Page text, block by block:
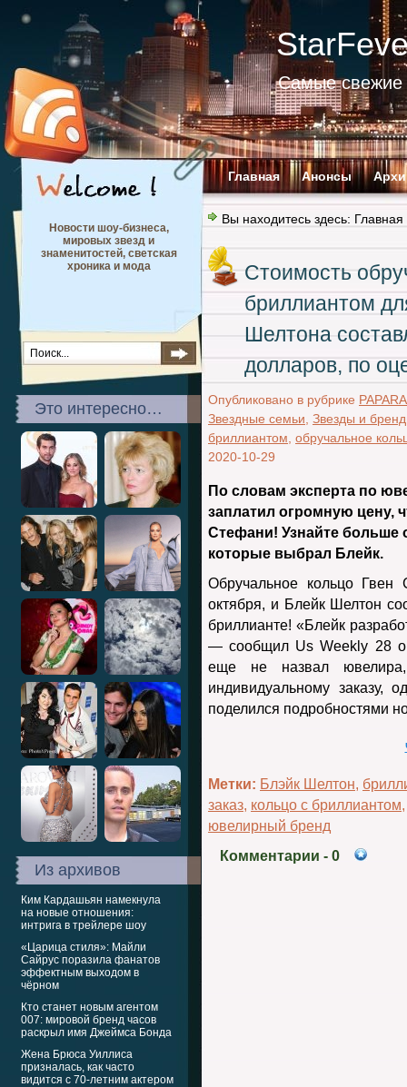
Самые свежие
Главная Анонсы
Новости шоу-бизнеса,
мировых звезд и
знаменитостей, светская
хроника и мода
Это интересно…
Из архивов
Ким Кардашьян намекнула
на новые отношения:
интрига в трейлере шоу
«Царица стиля»: Майли
Сайрус поразила фанатов
эффектным выходом в
чёрном
Кто станет новым агентом
007: мировой бренд часов
раскрыл имя Джеймса Бонда
Жена Брюса Уиллиса
призналась, как часто
видится с 70-летним актером
Вы находитесь здесь: Главная
Стоимость
бриллиантом
Шелтона
долларов, по
Опубликовано в рубрике
Звездные семьи Звезды и
бриллиантом обручальное
2020-10-29
По словам эксперта по
заплатил огромную цену,
Стефани! Узнайте больше
которые выбрал Блейк.
Обручальное кольцо
октября, и Блейк Шелтон
бриллианте! «Блейк
— сообщил Us Weekly 28
еще не назвал
индивидуальному заказу,
поделился подробностями
Метки: Блэйк Шелтон,
заказ, кольцо с бриллиантом
ювелирный бренд
Комментарии - 0